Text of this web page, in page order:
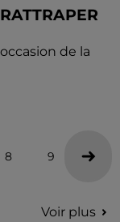
de la
8 9 10
Voir plus